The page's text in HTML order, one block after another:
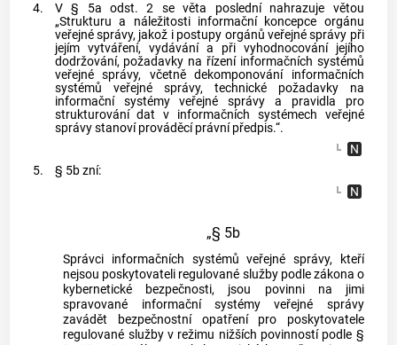
4.
V § 5a odst. 2 se věta poslední nahrazuje větou
„Strukturu a náležitosti informační koncepce orgánu
veřejné správy, jakož i postupy orgánů veřejné správy při
jejím vytváření, vydávání a při vyhodnocování jejího
dodržování, požadavky na řízení informačních systémů
veřejné správy, včetně dekomponování informačních
systémů veřejné správy, technické požadavky na
informační systémy veřejné správy a pravidla pro
strukturování dat v informačních systémech veřejné
správy stanoví prováděcí právní předpis.“.
5. § 5b zní:
„§ 5b
Správci informačních systémů veřejné správy, kteří
nejsou poskytovateli regulované služby podle zákona o
kybernetické bezpečnosti, jsou povinni na jimi
spravované informační systémy veřejné správy
zavádět bezpečnostní opatření pro poskytovatele
regulované služby v režimu nižších povinností podle §